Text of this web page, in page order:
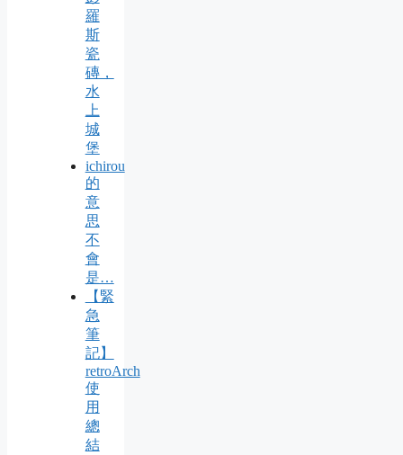
羅
斯
瓷
磚，
水
上
城
堡
ichirou
的
意
思
不
會
是…
【緊
急
筆
記】
retroArch
使
用
總
結